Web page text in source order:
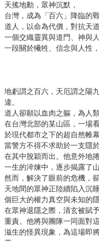
天搖地動，眾神沉默，
台灣，成為「百六」降臨的戰
道人，以命為代價，對抗天道
一個交織靈異與道門、神與
一段關於犧牲、信念與人性
地虧謂之百六，天厄謂之陽
違。
道人卻願以血肉之軀，為人
在台灣北部的某山區，一場
於現代都市之下的超自然帷幕
當警方不得不求助於一支隱
在其中脫穎而出。他意外地
一生的淬煉中，逐步揭露了
然而，解決了眼前的危機，
天地間的眾神正陸續陷入沉
個巨大的權力真空與未知的隱
在眾神退隱之際，清玄被賦
重責。他將與團隊一同面對
滋生的怪異現象，為這場即